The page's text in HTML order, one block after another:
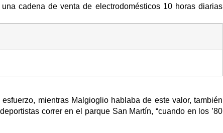
cadena de venta de electrodomésticos 10 horas diarias
mientras Malgioglio hablaba de este valor, también
correr en el parque San Martín, “cuando en los ’80